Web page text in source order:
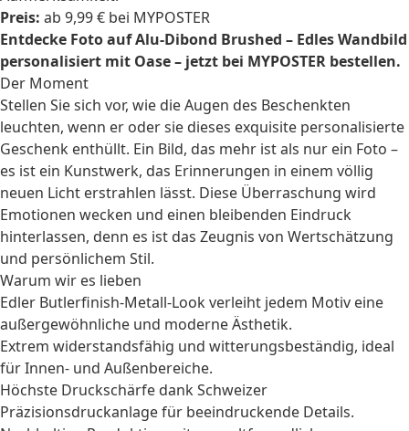
Preis: ab 9,99 € bei MYPOSTER
Entdecke Foto auf Alu-Dibond Brushed – Edles Wandbild
personalisiert mit Oase – jetzt bei MYPOSTER bestellen.
Der Moment
Stellen Sie sich vor, wie die Augen des Beschenkten
leuchten, wenn er oder sie dieses exquisite personalisierte
Geschenk enthüllt. Ein Bild, das mehr ist als nur ein Foto –
es ist ein Kunstwerk, das Erinnerungen in einem völlig
neuen Licht erstrahlen lässt. Diese Überraschung wird
Emotionen wecken und einen bleibenden Eindruck
hinterlassen, denn es ist das Zeugnis von Wertschätzung
und persönlichem Stil.
Warum wir es lieben
Edler Butlerfinish-Metall-Look verleiht jedem Motiv eine
außergewöhnliche und moderne Ästhetik.
Extrem widerstandsfähig und witterungsbeständig, ideal
für Innen- und Außenbereiche.
Höchste Druckschärfe dank Schweizer
Präzisionsdruckanlage für beeindruckende Details.